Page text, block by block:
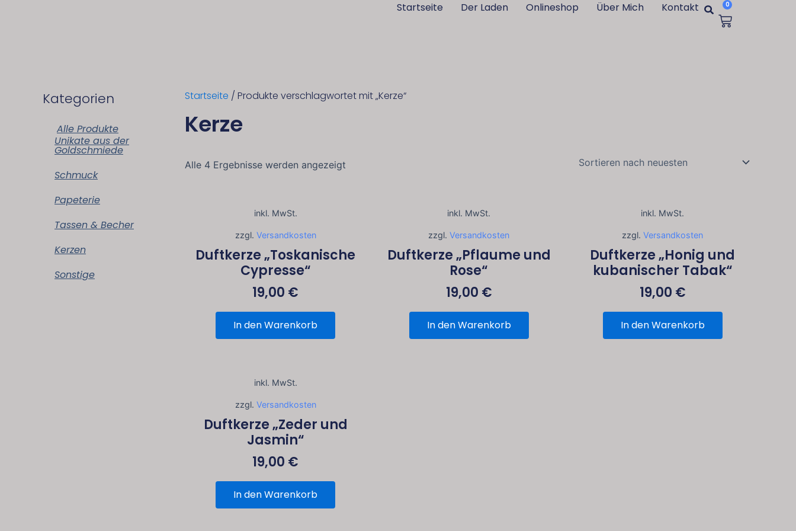
Startseite Der Laden Onlineshop Über Mich Kontakt Suche
0
Kategorien
Alle Produkte
Unikate aus der
Goldschmiede
Schmuck
Papeterie
Tassen & Becher
Kerzen
Sonstige
Startseite / Produkte verschlagwortet mit „Kerze“
Kerze
Alle 4 Ergebnisse werden angezeigt
inkl. MwSt.
zzgl. Versandkosten
Duftkerze „Toskanische
Cypresse“
19,00 €
In den Warenkorb
inkl. MwSt.
zzgl.Versandkosten
Duftkerze „Pflaume und
Rose“
19,00 €
In den Warenkorb
inkl. MwSt.
zzgl.Versandkosten
Duftkerze „Honig und
kubanischer Tabak“
19,00 €
In den Warenkorb
inkl. MwSt.
zzgl. Versandkosten
Duftkerze „Zeder und
Jasmin“
19,00 €
In den Warenkorb